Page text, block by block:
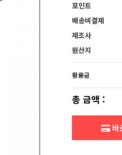
포인트
배송비결제
제조사
원산지
황룡금
총 금액 :
바